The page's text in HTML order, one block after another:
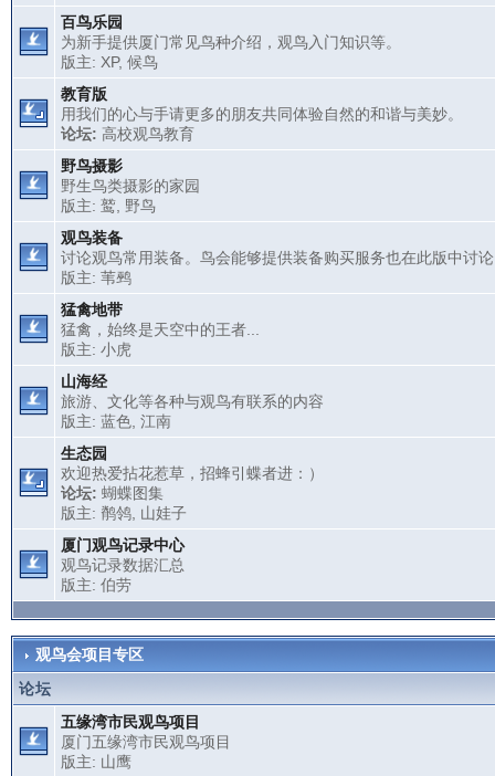
百鸟乐园
为新手提供厦门常见鸟种介绍，观鸟入门知识等。
版主: XP, 候鸟
教育版
用我们的心与手请更多的朋友共同体验自然的和谐与美妙。
论坛: 高校观鸟教育
野鸟摄影
野生鸟类摄影的家园
版主: 鹫, 野鸟
观鸟装备
讨论观鸟常用装备。鸟会能够提供装备购买服务也在此版中讨
版主: 苇鹀
猛禽地带
猛禽，始终是天空中的王者...
版主: 小虎
山海经
旅游、文化等各种与观鸟有联系的内容
版主: 蓝色, 江南
生态园
欢迎热爱拈花惹草，招蜂引蝶者进：）
论坛: 蝴蝶图集
版主: 鹡鸰, 山娃子
厦门观鸟记录中心
观鸟记录数据汇总
版主: 伯劳
观鸟会项目专区
论坛
五缘湾市民观鸟项目
厦门五缘湾市民观鸟项目
版主: 山鹰